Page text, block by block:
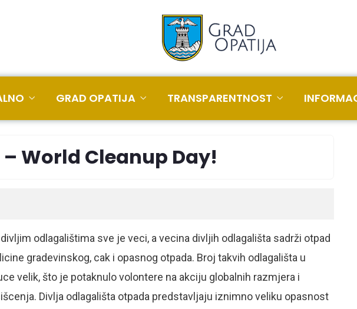
GRAD OPATIJA TRANSPARENTNOST
World Cleanup Day!
odlagalištima sve je veci, a vecina divljih odlagališta sadrži otpad
gradevinskog, cak i opasnog otpada. Broj takvih odlagališta u
velik, što je potaknulo volontere na akciju globalnih razmjera i
Divlja odlagališta otpada predstavljaju iznimno veliku opasnost